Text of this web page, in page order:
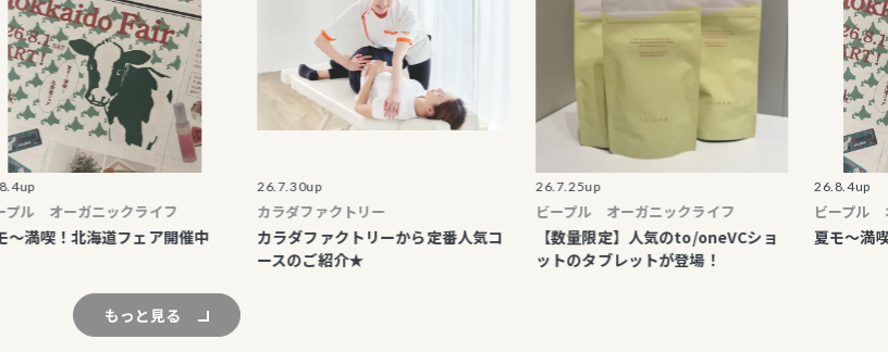
ーガニックライフ
！北海道フェア開催中
26.7.30up
カラダファクトリー
カラダファクトリーから定番人気コ
ースのご紹介★
26.7.25up
ビープル オーガニックライフ
【数量限定】人気のto/oneVCショ
ットのタブレットが登場！
26.8.4up
ビープル オーガ
夏モ～満喫！北
もっと見る